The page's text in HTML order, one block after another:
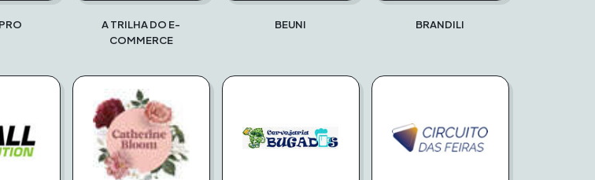
A TRILHA DO E-
COMMERCE
BEUNI BRANDILI